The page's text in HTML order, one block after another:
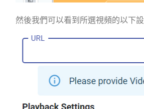
然後我們可以看到所選視頻的以下設